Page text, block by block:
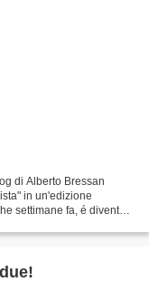
di Alberto Bressan
in un'edizione
settimane fa, é diventato